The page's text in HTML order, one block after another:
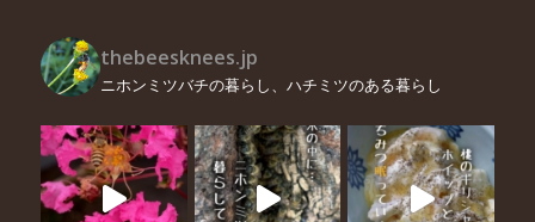
thebeesknees.jp
ニホンミツバチの暮らし、ハチミツのある暮らし